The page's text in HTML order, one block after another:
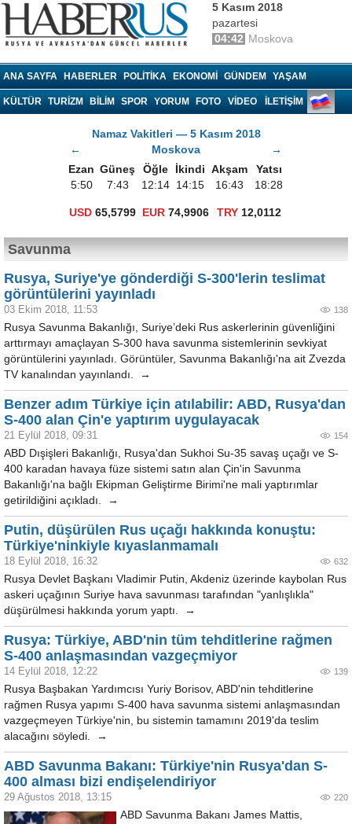
5 Kasım 2018
pazartesi
04:42 Moskova
ANA SAYFA HABERLER POLITIKA EKONOMI GÜNDEM YAŞAM
KÜLTÜR TURIZM BILIM SPOR YORUM FOTO VIDEO İLETİŞİM
Namaz Vakitleri — 5 Kasım 2018
←
Moskova
→
Ezan Güneş Öğle İkindi Akşam
Yatsı
5:50
7:43 12:14 14:15 16:43 18:28
USD 65,5799 EUR 74,9906 TRY 12,0112
Savunma
Rusya, Suriye'ye gönderdiği S-300'lerin teslimat
görüntülerini yayınladı
03 Ekim 2018, 11:53 138
Rusya Savunma Bakanlığı, Suriye’deki Rus askerlerinin güvenliğini
arttırmayı amaçlayan S-300 hava savunma sistemlerinin sevkiyat
görüntülerini yayınladı. Görüntüler, Savunma Bakanlığı'na ait Zvezda
TV kanalından yayınlandı. →
Benzer adım Türkiye için atılabilir: ABD, Rusya'dan
S-400 alan Çin'e yaptırım uygulayacak
21 Eylül 2018, 09:31 154
ABD Dışişleri Bakanlığı, Rusya'dan Sukhoi Su-35 savaş uçağı ve S-
400 karadan havaya füze sistemi satın alan Çin'in Savunma
Bakanlığı'na bağlı Ekipman Geliştirme Birimi'ne mali yaptırımlar
getirildiğini açıkladı. →
Putin, düşürülen Rus uçağı hakkında konuştu:
Türkiye'ninkiyle kıyaslanmamalı
18 Eylül 2018, 16:32 632
Rusya Devlet Başkanı Vladimir Putin, Akdeniz üzerinde kaybolan Rus
askeri uçağının Suriye hava savunması tarafından "yanlışlıkla"
düşürülmesi hakkında yorum yaptı. →
Rusya: Türkiye, ABD'nin tüm tehditlerine rağmen
S-400 anlaşmasından vazgeçmiyor
14 Eylül 2018, 12:22 139
Rusya Başbakan Yardımcısı Yuriy Borisov, ABD'nin tehditlerine
rağmen Rusya yapımı S-400 hava savunma sistemi anlaşmasından
vazgeçmeyen Türkiye'nin, bu sistemin tamamını 2019'da teslim
alacağını söyledi. →
ABD Savunma Bakanı: Türkiye'nin Rusya'dan S-
400 alması bizi endişelendiriyor
29 Ağustos 2018, 13:15 220
ABD Savunma Bakanı James Mattis,